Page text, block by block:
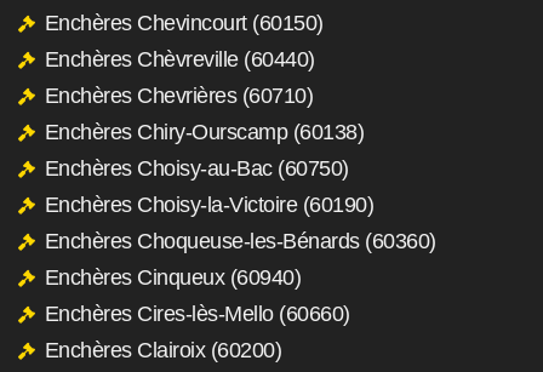
Enchères Chevincourt (60150)
Enchères Chèvreville (60440)
Enchères Chevrières (60710)
Enchères Chiry-Ourscamp (60138)
Enchères Choisy-au-Bac (60750)
Enchères Choisy-la-Victoire (60190)
Enchères Choqueuse-les-Bénards (60360)
Enchères Cinqueux (60940)
Enchères Cires-lès-Mello (60660)
Enchères Clairoix (60200)